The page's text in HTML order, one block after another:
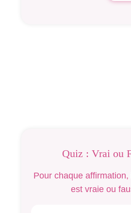
Quiz : Vrai ou
Pour chaque
est vraie ou